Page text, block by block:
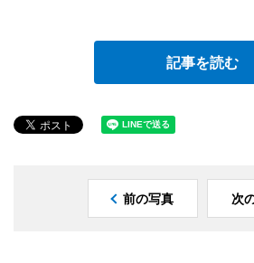
記事を読む
前の写真 次